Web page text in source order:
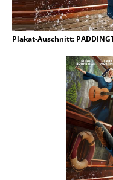
Plakat-Auschnitt: